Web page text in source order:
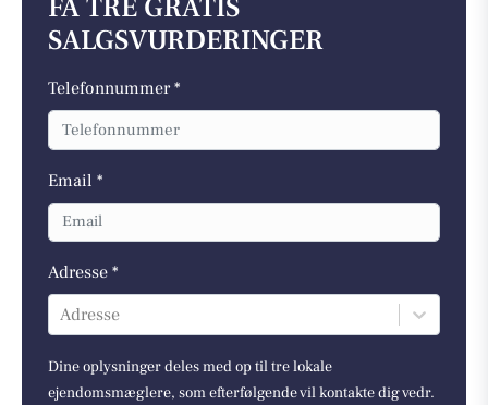
FÅ TRE GRATIS
SALGSVURDERINGER
Telefonnummer *
Email *
Adresse *
Adresse
Dine oplysninger deles med op til tre lokale
ejendomsmæglere, som efterfølgende vil kontakte dig vedr.